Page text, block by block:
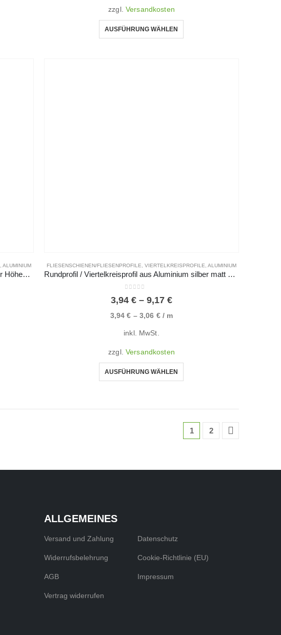
zzgl. Versandkosten
AUSFÜHRUNG WÄHLEN
, ALUMINIUM
Rundprofil / Viertelkreisprofil aus Aluminium natur Höhen von 6 bis 12,5 mm (Abverkauf)
FLIESENSCHIENEN/FLIESENPROFILE, VIERTELKREISPROFILE, ALUMINIUM
Rundprofil / Viertelkreisprofil aus Aluminium silber matt eloxiert
3,94 €– 9,17 €
3,94€ – 3,06 €/ m
inkl. MwSt.
zzgl. Versandkosten
AUSFÜHRUNG WÄHLEN
1 2
ALLGEMEINES
Versand und Zahlung
Widerrufsbelehrung
AGB
Vertrag widerrufen
Datenschutz
Cookie-Richtlinie (EU)
Impressum